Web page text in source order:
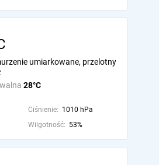
28°C
umiarkowane, przelotny
Ciśnienie: 1010 hPa
Wilgotność: 53%